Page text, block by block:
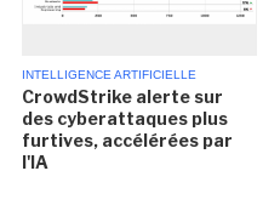
INTELLIGENCE ARTIFICIELLE
CrowdStrike alerte sur
des cyberattaques plus
furtives, accélérées par
l'IA